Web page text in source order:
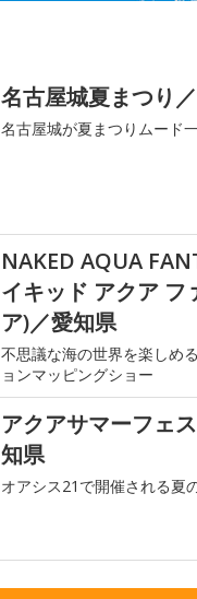
名古屋城夏まつり
名古屋城が夏まつりムード
NAKED AQUA
イキッド アクア フ
ア)／愛知県
不思議な海の世界を楽しめ
ョンマッピングショー
アクアサマーフェ
知県
オアシス21で開催される夏